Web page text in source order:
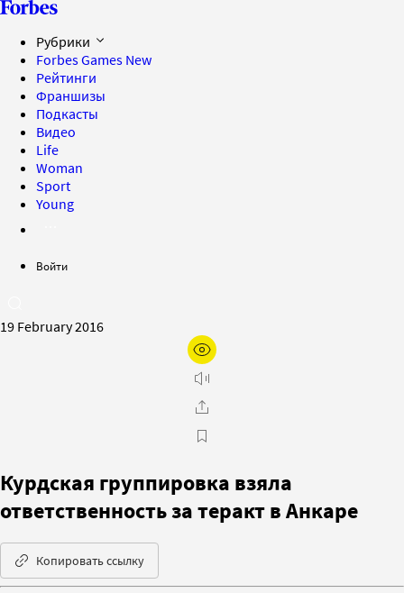
Рубрики
Forbes Games New
Рейтинги
Франшизы
Подкасты
Видео
Life
Woman
Sport
Young
Войти
19 February 2016
Курдская группировка взяла
ответственность за теракт в Анкаре
Копировать ссылку